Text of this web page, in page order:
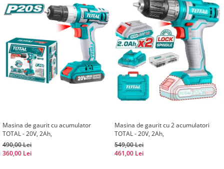
Masina de gaurit cu acumulator
TOTAL - 20V, 2Ah,
490,00 Lei
360,00 Lei
Masina de gaurit cu 2 acumulatori
TOTAL - 20V, 2Ah,
549,00 Lei
461,00 Lei